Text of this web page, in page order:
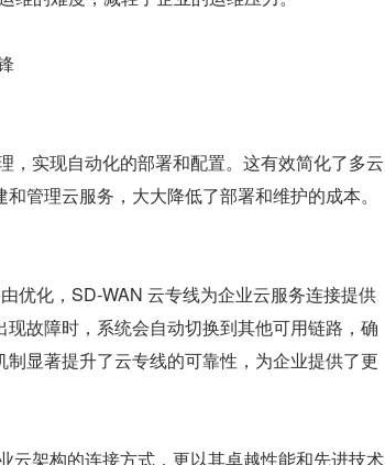
，实现自动化的部署和配置。这有效简化了多云
管理云服务，大大降低了部署和维护的成本。
优化，SD-WAN 云专线为企业云服务连接提供
故障时，系统会自动切换到其他可用链路，确
显著提升了云专线的可靠性，为企业提供了更
云架构的连接方式，更以其卓越性能和先进技术